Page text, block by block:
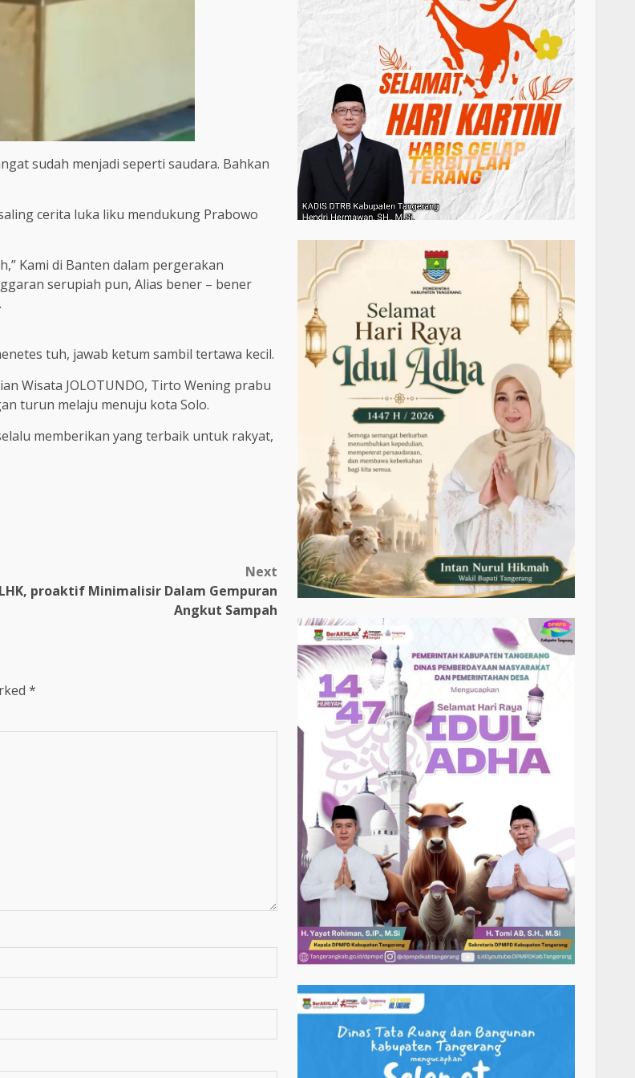
sudah menjadi seperti saudara. Bahkan
cerita luka liku mendukung Prabowo
Kami di Banten dalam pergerakan
serupiah pun, Alias bener – bener
tuh, jawab ketum sambil tertawa kecil.
Wisata JOLOTUNDO, Tirto Wening prabu
turun melaju menuju kota Solo.
memberikan yang terbaik untuk rakyat,
Next
proaktif Minimalisir Dalam Gempuran
Angkut Sampah
*